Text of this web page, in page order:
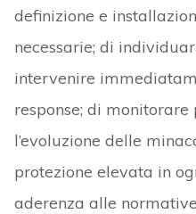
definizione e
necessarie; di
intervenire
response; di
l’evoluzione delle
protezione elevata in
aderenza alle